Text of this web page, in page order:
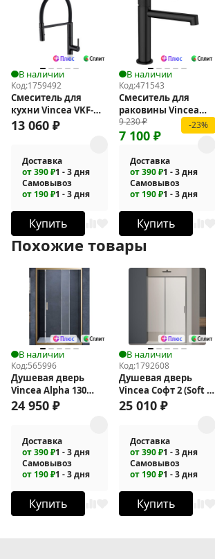
В наличии
Код:1759492
Смеситель для
кухни Vincea VKF-
114MB
13 060 ₽
Доставка
от 390 ₽1 - 3 дня
Самовывоз
от 190 ₽1 - 3 дня
Купить
В наличии
Код:471543
Смеситель для
раковины Vincea
Desire VBF-1D1MB
9 230₽
7 100 ₽
-23%
Доставка
от 390 ₽1 - 3 дня
Самовывоз
от 190 ₽1 - 3 дня
Купить
Похожие товары
В наличии
Код:565996
Душевая дверь
Vincea Alpha 130
VDS-3AL130CLG
24 950 ₽
Доставка
от 390 ₽1 - 3 дня
Самовывоз
от 190 ₽1 - 3 дня
Купить
В наличии
Код:1792608
Душевая дверь
Vincea Софт 2 (Soft 2)
120 VDS-
25 010 ₽
Доставка
от 390 ₽1 - 3 дня
Самовывоз
от 190 ₽1 - 3 дня
Купить